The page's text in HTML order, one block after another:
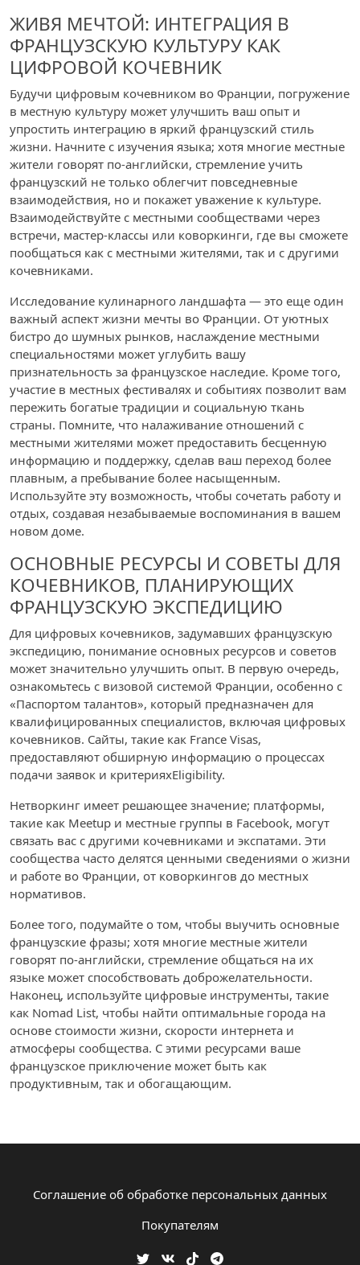
ЖИВЯ МЕЧТОЙ: ИНТЕГРАЦИЯ В
ФРАНЦУЗСКУЮ КУЛЬТУРУ КАК
ЦИФРОВОЙ КОЧЕВНИК
Будучи цифровым кочевником во Франции, погружение
в местную культуру может улучшить ваш опыт и
упростить интеграцию в яркий французский стиль
жизни. Начните с изучения языка; хотя многие местные
жители говорят по-английски, стремление учить
французский не только облегчит повседневные
взаимодействия, но и покажет уважение к культуре.
Взаимодействуйте с местными сообществами через
встречи, мастер-классы или коворкинги, где вы сможете
пообщаться как с местными жителями, так и с другими
кочевниками.
Исследование кулинарного ландшафта — это еще один
важный аспект жизни мечты во Франции. От уютных
бистро до шумных рынков, наслаждение местными
специальностями может углубить вашу
признательность за французское наследие. Кроме того,
участие в местных фестивалях и событиях позволит вам
пережить богатые традиции и социальную ткань
страны. Помните, что налаживание отношений с
местными жителями может предоставить бесценную
информацию и поддержку, сделав ваш переход более
плавным, а пребывание более насыщенным.
Используйте эту возможность, чтобы сочетать работу и
отдых, создавая незабываемые воспоминания в вашем
новом доме.
ОСНОВНЫЕ РЕСУРСЫ И СОВЕТЫ ДЛЯ
КОЧЕВНИКОВ, ПЛАНИРУЮЩИХ
ФРАНЦУЗСКУЮ ЭКСПЕДИЦИЮ
Для цифровых кочевников, задумавших французскую
экспедицию, понимание основных ресурсов и советов
может значительно улучшить опыт. В первую очередь,
ознакомьтесь с визовой системой Франции, особенно с
«Паспортом талантов», который предназначен для
квалифицированных специалистов, включая цифровых
кочевников. Сайты, такие как France Visas,
предоставляют обширную информацию о процессах
подачи заявок и критерияхEligibility.
Нетворкинг имеет решающее значение; платформы,
такие как Meetup и местные группы в Facebook, могут
связать вас с другими кочевниками и экспатами. Эти
сообщества часто делятся ценными сведениями о жизни
и работе во Франции, от коворкингов до местных
нормативов.
Более того, подумайте о том, чтобы выучить основные
французские фразы; хотя многие местные жители
говорят по-английски, стремление общаться на их
языке может способствовать доброжелательности.
Наконец, используйте цифровые инструменты, такие
как Nomad List, чтобы найти оптимальные города на
основе стоимости жизни, скорости интернета и
атмосферы сообщества. С этими ресурсами ваше
французское приключение может быть как
продуктивным, так и обогащающим.
Соглашение об обработке персональных данных
Покупателям